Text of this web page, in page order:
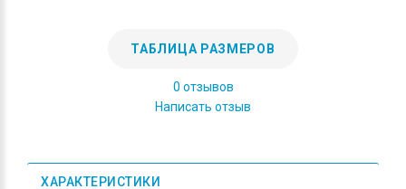
ТАБЛИЦА РАЗМЕРОВ
0 отзывов
Написать отзыв
ХАРАКТЕРИСТИКИ